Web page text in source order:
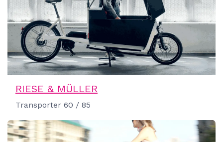
RIESE & MÜLLER
Transporter 60 / 85